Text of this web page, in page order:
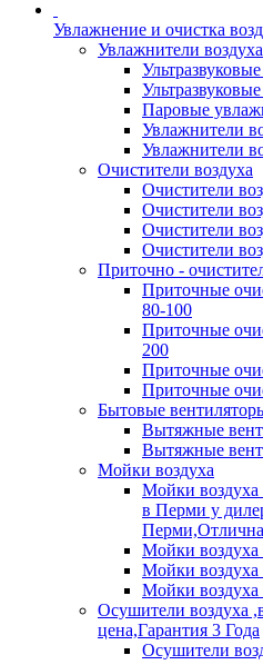
Увлажнение и очистка
Увлажнители воздуха
Паровые
Увлажнители
Увлажнители
Очистители воздуха
Очистители
Очистители
Очистители
Очистители
Приточно -
Приточные
80-100
Приточные
200
Приточные
Приточные
Бытовые
Вытяжные
Вытяжные
Мойки воздуха
Мойки воздуха
в Перми у
Мойки воздуха
Мойки
Мойки воздуха
Осушители воздуха
цена,Гарантия 3 Года
Осушители